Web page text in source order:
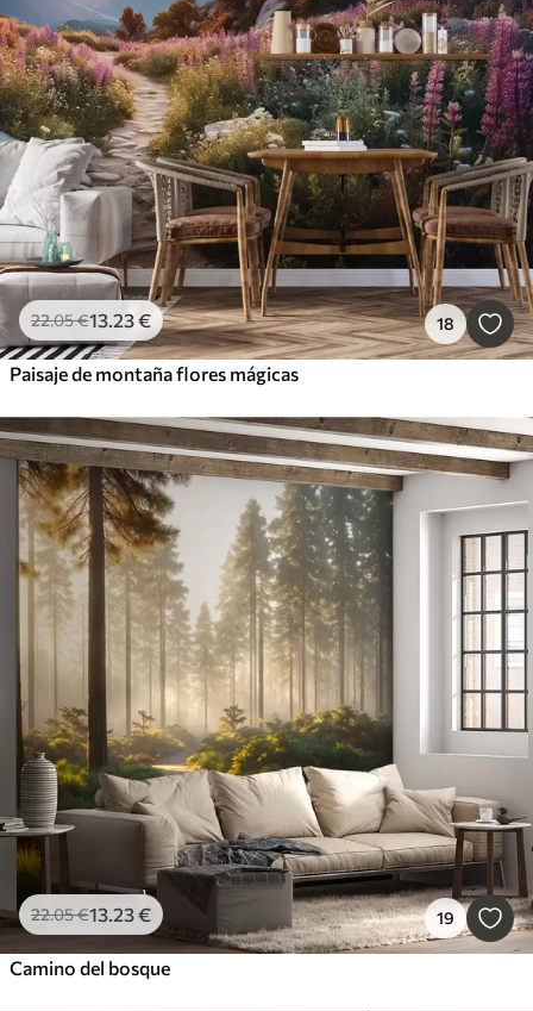
22.05€13.23€ 18
Paisaje de montaña flores mágicas
22.05€13.23€ 19
Camino del bosque